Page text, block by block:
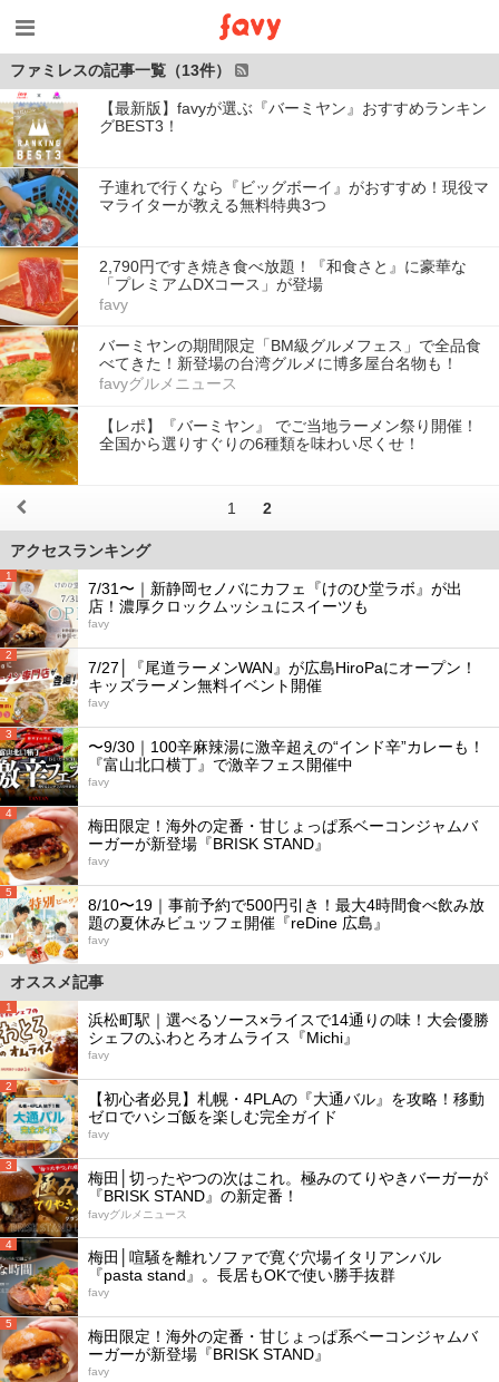
ファミレスの記事一覧（13件）
【最新版】favyが選ぶ『バーミヤン』おすすめランキン
グBEST3！
子連れで行くなら『ビッグボーイ』がおすすめ！現役マ
マライターが教える無料特典3つ
2,790円ですき焼き食べ放題！『和食さと』に豪華な
「プレミアムDXコース」が登場
favy
バーミヤンの期間限定「BM級グルメフェス」で全品食
べてきた！新登場の台湾グルメに博多屋台名物も！
favyグルメニュース
【レポ】『バーミヤン』 でご当地ラーメン祭り開催！
全国から選りすぐりの6種類を味わい尽くせ！
1 2
アクセスランキング
1
7/31〜｜新静岡セノバにカフェ『けのひ堂ラボ』が出
店！濃厚クロックムッシュにスイーツも
favy
2
7/27│『尾道ラーメンWAN』が広島HiroPaにオープン！
キッズラーメン無料イベント開催
favy
3
〜9/30｜100辛麻辣湯に激辛超えの“インド辛”カレーも！
『富山北口横丁』で激辛フェス開催中
favy
4
梅田限定！海外の定番・甘じょっぱ系ベーコンジャムバ
ーガーが新登場『BRISK STAND』
favy
5
8/10〜19｜事前予約で500円引き！最大4時間食べ飲み放
題の夏休みビュッフェ開催『reDine 広島』
favy
オススメ記事
1
浜松町駅｜選べるソース×ライスで14通りの味！大会優勝
シェフのふわとろオムライス『Michi』
favy
2
【初心者必見】札幌・4PLAの『大通バル』を攻略！移動
ゼロでハシゴ飯を楽しむ完全ガイド
favy
3
梅田│切ったやつの次はこれ。極みのてりやきバーガーが
『BRISK STAND』の新定番！
favyグルメニュース
4
梅田│喧騒を離れソファで寛ぐ穴場イタリアンバル
『pasta stand』。長居もOKで使い勝手抜群
favy
5
梅田限定！海外の定番・甘じょっぱ系ベーコンジャムバ
ーガーが新登場『BRISK STAND』
favy